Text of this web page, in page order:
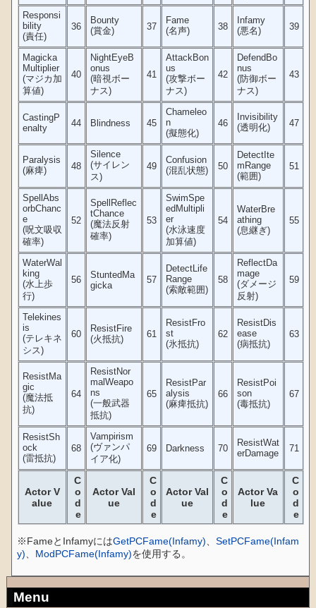
Actor V
alue
C
o
d
e
Actor Val
ue
C
o
d
e
Actor Val
ue
C
o
d
e
Actor Va
lue
C
o
d
e
Responsi
bility
(責任)
36
Bounty
(賞金)
37
Fame
(名声)
38
Infamy
(悪名)
39
Magicka
Multiplier
(マジカ加
算値)
40
NightEyeB
onus
(暗視ボー
ナス)
41
AttackBon
us
(攻撃ボー
ナス)
42
DefendBo
nus
(防御ボー
ナス)
43
CastingP
enalty
44 Blindness 45
Chameleo
n
(擬態化)
46
Invisibility
(透明化)
47
Paralysis
(麻痺)
48
Silence
(サイレン
ス)
49
Confusion
(混乱状態)
50
DetectIte
mRange
(範囲)
51
SpellAbs
orbChanc
e
(呪文吸収
確率)
52
SpellReflec
tChance
(魔法反射
確率)
53
SwimSpe
edMultipli
er
(水泳速度
加算値)
54
WaterBre
athing
(息継ぎ)
55
WaterWal
king
(水上歩
行)
56
StuntedMa
gicka
57
DetectLife
Range
(索敵範囲)
58
ReflectDa
mage
(ダメージ
反射)
59
Telekines
is
(テレキネ
シス)
60
ResistFire
(火抵抗)
61
ResistFro
st
(氷抵抗)
62
ResistDis
ease
(病抵抗)
63
ResistMa
gic
(魔法抵
抗)
64
ResistNor
malWeapo
ns
(一般武器
抵抗)
65
ResistPar
alysis
(麻痺抵抗)
66
ResistPoi
son
(毒抵抗)
67
ResistSh
ock
(雷抵抗)
68
Vampirism
(ヴァンパ
イア化)
69 Darkness 70
ResistWat
erDamage
71
※FameとInfamyにはGetPCFame(Infamy) 、SetPCFame(Infam
y)
ModPCFame(Infamy)を使用する。
Menu